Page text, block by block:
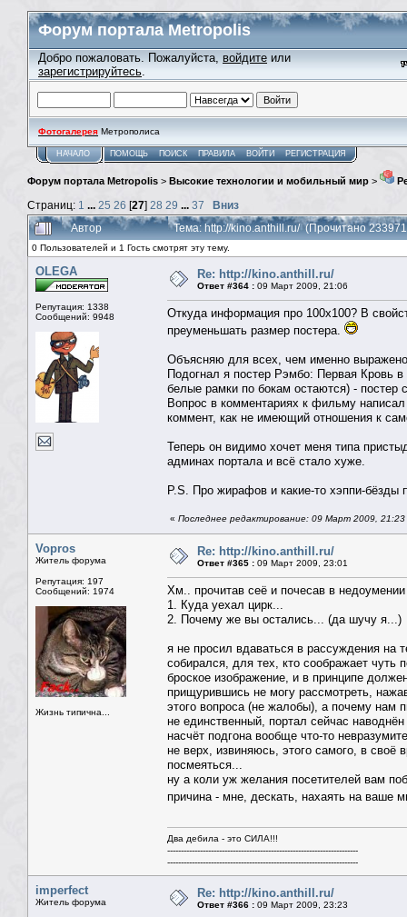
Форум портала Metropolis
Добро пожаловать. Пожалуйста, войдите или
зарегистрируйтесь.
Фотогалерея Метрополиса
НАЧАЛО ПОМОЩЬ ПОИСК ПРАВИЛА ВОЙТИ РЕГИСТРАЦИЯ
Форум портала Metropolis > Высокие технологии и мобильный мир >
Страниц: 1 ... 25 26 [27] 28 29 ... 37
Вниз
Автор
Тема: http://kino.anthill.ru/ (Прочитано
0 Пользователей и 1 Гость смотрят эту тему.
OLEGA
Репутация: 1338
Сообщений: 9948
Re: http://kino.anthill.ru/
Ответ #364 : 09 Март 2009, 21:06
Откуда информация про 100x100? В
преуменьшать размер постера.
Объясняю для всех, чем именно
Подогнал я постер Рэмбо: Первая Кровь
белые рамки по бокам остаются) - постер
Вопрос в комментариях к фильму
коммент, как не имеющий отношения к
Теперь он видимо хочет меня типа
админах портала и всё стало хуже.
P.S. Про жирафов и какие-то хэппи-бёзды
« Последнее редактирование: 09 Март 2009,
Vopros
Житель форума
Репутация: 197
Сообщений: 1974
Жизнь типична...
Re: http://kino.anthill.ru/
Ответ #365 : 09 Март 2009, 23:01
Хм.. прочитав сеё и почесав в
1. Куда уехал цирк...
2. Почему же вы остались... (да шучу я...)
я не просил вдаваться в рассуждения на
собирался, для тех, кто соображает чуть
броское изображение, и в принципе
прищурившись не могу рассмотреть,
этого вопроса (не жалобы), а почему нам
не единственный, портал сейчас
насчёт подгона вообще что-то
не верх, извиняюсь, этого самого, в
посмеяться...
ну а коли уж желания посетителей вам
причина - мне, дескать, нахаять на
Два дебила - это СИЛА!!!
----------------------------------------------------------------------
----------------------------------------------------------------------
imperfect
Житель форума
Re: http://kino.anthill.ru/
Ответ #366 : 09 Март 2009, 23:23